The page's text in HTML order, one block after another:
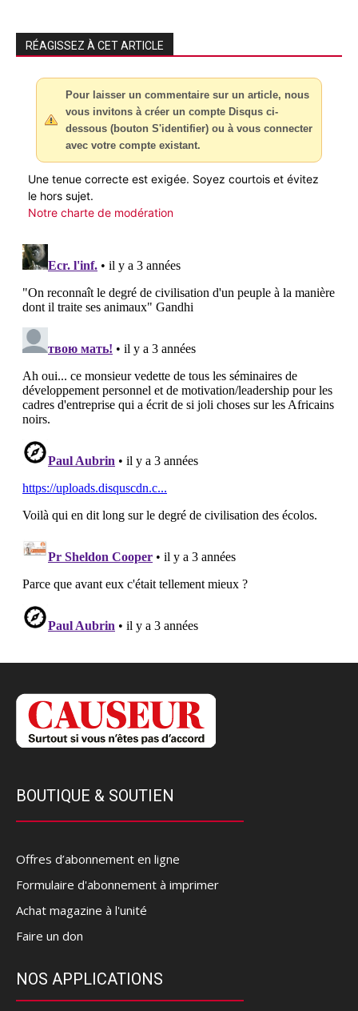
RÉAGISSEZ À CET ARTICLE
Pour laisser un commentaire sur un article, nous
vous invitons à créer un compte Disqus ci-
dessous (bouton S'identifier) ou à vous connecter
avec votre compte existant.
Une tenue correcte est exigée. Soyez courtois et évitez
le hors sujet.
Notre charte de modération
BOUTIQUE & SOUTIEN
Offres d’abonnement en ligne
Formulaire d'abonnement à imprimer
Achat magazine à l'unité
Faire un don
NOS APPLICATIONS